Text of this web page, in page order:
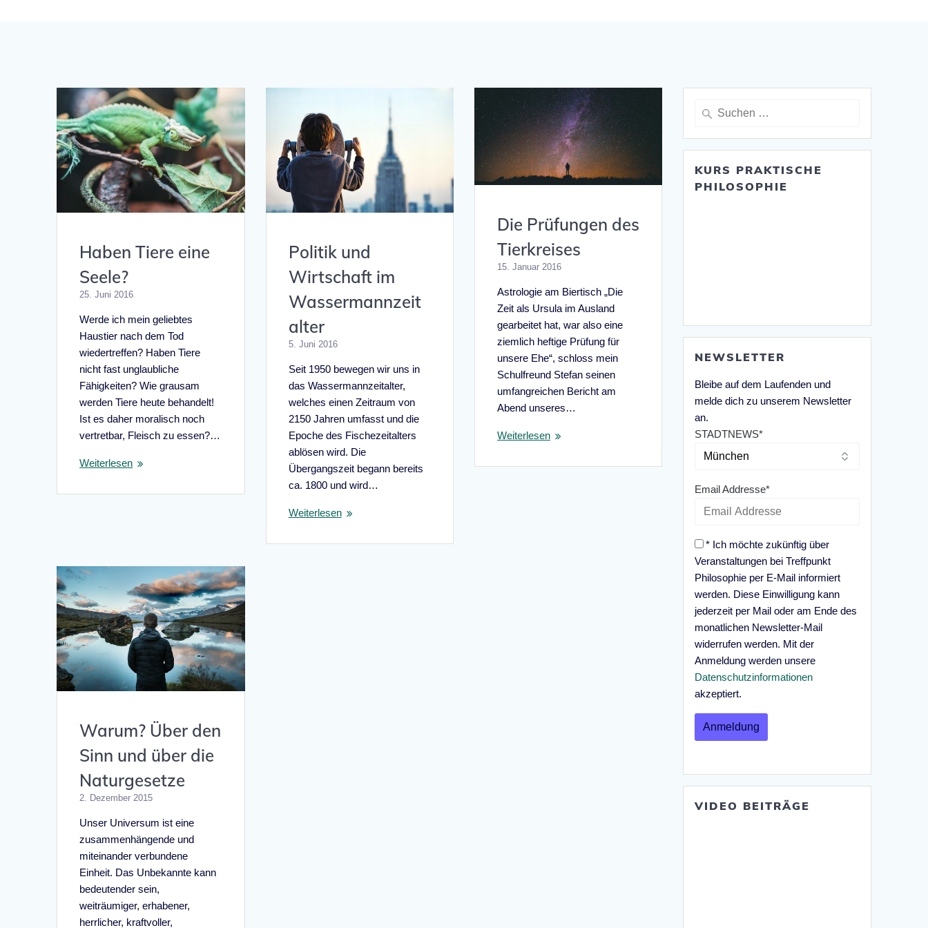
Haben Tiere eine
Seele?
25. Juni 2016
Werde ich mein geliebtes
Haustier nach dem Tod
wiedertreffen? Haben Tiere
nicht fast unglaubliche
Fähigkeiten? Wie grausam
werden Tiere heute behandelt!
Ist es daher moralisch noch
vertretbar, Fleisch zu essen?…
Weiterlesen
Politik und
Wirtschaft im
Wassermannzeit
alter
5. Juni 2016
Seit 1950 bewegen wir uns in
das Wassermannzeitalter,
welches einen Zeitraum von
2150 Jahren umfasst und die
Epoche des Fischezeitalters
ablösen wird. Die
Übergangszeit begann bereits
ca. 1800 und wird…
Weiterlesen
Die Prüfungen des
Tierkreises
15. Januar 2016
Astrologie am Biertisch „Die
Zeit als Ursula im Ausland
gearbeitet hat, war also eine
ziemlich heftige Prüfung für
unsere Ehe“, schloss mein
Schulfreund Stefan seinen
umfangreichen Bericht am
Abend unseres…
Weiterlesen
Warum? Über den
Sinn und über die
Naturgesetze
2. Dezember 2015
Unser Universum ist eine
zusammenhängende und
miteinander verbundene
Einheit. Das Unbekannte kann
bedeutender sein,
weiträumiger, erhabener,
herrlicher, kraftvoller,
Suche
KURS PRAKTISCHE
PHILOSOPHIE
NEWSLETTER
Bleibe auf dem Laufenden und
melde dich zu unserem Newsletter
an.
STADTNEWS*
Email Addresse*
* Ich möchte zukünftig über
Veranstaltungen bei Treffpunkt
Philosophie per E-Mail informiert
werden. Diese Einwilligung kann
jederzeit per Mail oder am Ende des
monatlichen Newsletter-Mail
widerrufen werden. Mit der
Anmeldung werden unsere
Datenschutzinformationen
akzeptiert.
VIDEO BEITRÄGE